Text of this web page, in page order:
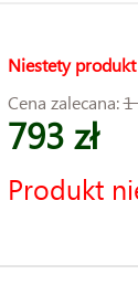
Niestety
Cena zalecana:1
793 zł
Produkt